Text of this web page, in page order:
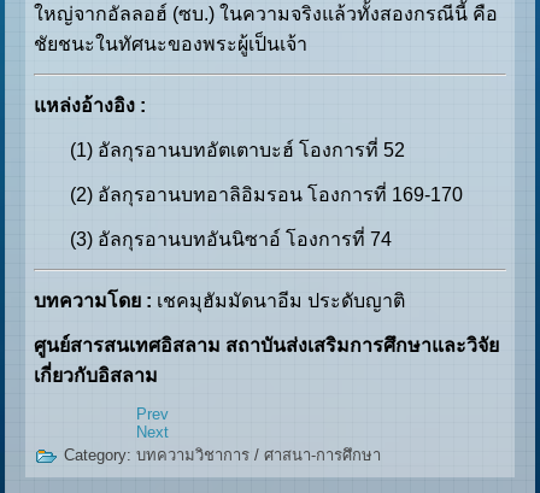
ใหญ่จากอัลลอฮ์ (ซบ.) ในความจริงแล้วทั้งสองกรณีนี้ คือ
ชัยชนะในทัศนะของพระผู้เป็นเจ้า
แหล่งอ้างอิง :
(1) อัลกุรอานบทอัตเตาบะฮ์ โองการที่ 52
(2) อัลกุรอานบทอาลิอิมรอน โองการที่ 169-170
(3) อัลกุรอานบทอันนิซาอ์ โองการที่ 74
บทความโดย : เชคมุฮัมมัดนาอีม ประดับญาติ
ศูนย์สารสนเทศอิสลาม สถาบันส่งเสริมการศึกษาและวิจัย
เกี่ยวกับอิสลาม
Prev
Next
Category:บทความวิชาการ /ศาสนา-การศึกษา